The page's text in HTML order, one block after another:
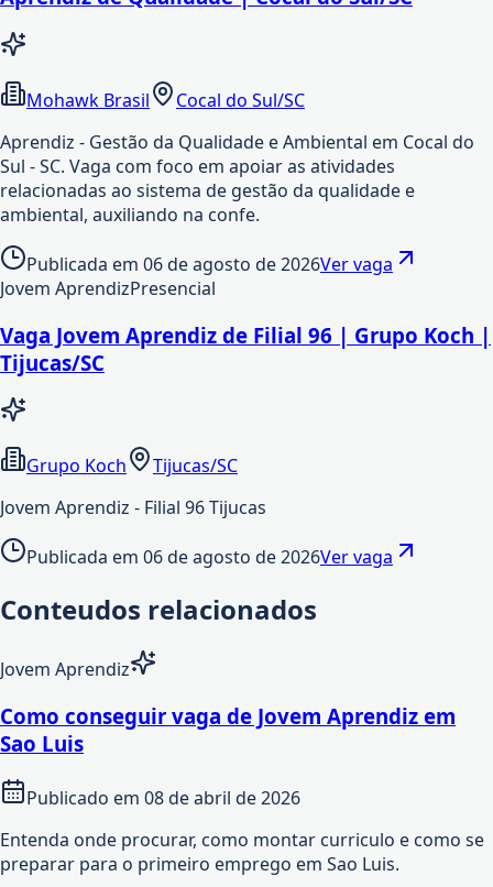
Mohawk Brasil
Cocal do Sul/SC
Aprendiz - Gestão da Qualidade e Ambiental em Cocal do
Sul - SC. Vaga com foco em apoiar as atividades
relacionadas ao sistema de gestão da qualidade e
ambiental, auxiliando na confe.
Publicada em 06 de agosto de 2026Ver vaga
Jovem AprendizPresencial
Vaga Jovem Aprendiz de Filial 96 | Grupo Koch |
Tijucas/SC
Grupo Koch
Tijucas/SC
Jovem Aprendiz - Filial 96 Tijucas
Publicada em 06 de agosto de 2026Ver vaga
Conteudos relacionados
Jovem Aprendiz
Como conseguir vaga de Jovem Aprendiz em
Sao Luis
Publicado em 08 de abril de 2026
Entenda onde procurar, como montar curriculo e como se
preparar para o primeiro emprego em Sao Luis.